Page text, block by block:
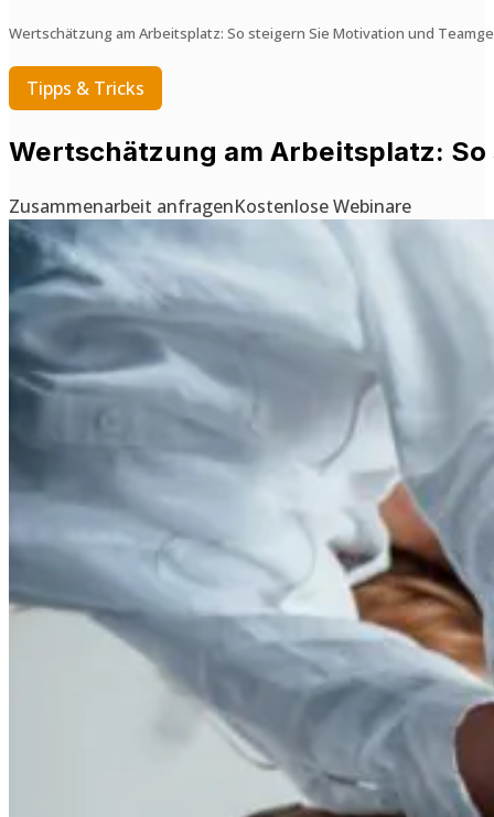
Wertschätzung am Arbeitsplatz: So steigern Sie Motivation und
Tipps & Tricks
Wertschätzung am Arbeitsplatz:
Zusammenarbeit anfragenKostenlose Webinare